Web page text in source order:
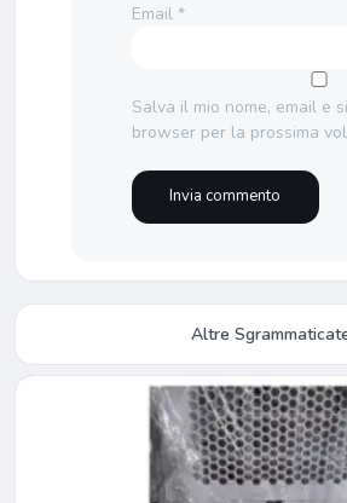
Email *
Salva il mio nome, email e
browser per la prossima
Altre